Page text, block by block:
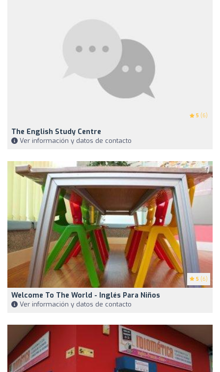
5 (6)
The English Study Centre
Ver información y datos de contacto
5 (6)
Welcome To The World - Inglés Para Niños
Ver información y datos de contacto